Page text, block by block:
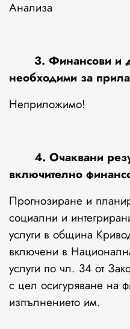
Анализа
3. Финансови и
необходими за
Неприложимо!
4. Очаквани
включително
Прогнозиране и
социални и
услуги в община
включени в
услуги по чл. 34 от
с цел осигуряване на
изпълнението им.